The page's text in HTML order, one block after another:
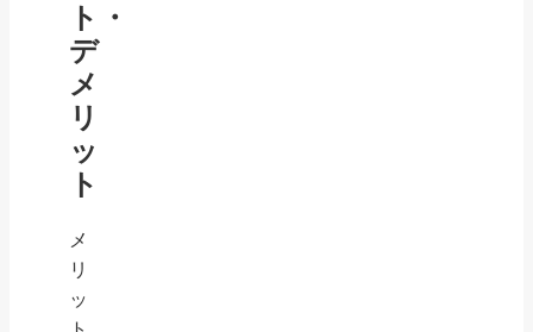
ト・
デ
メ
リ
ッ
ト
メ
リ
ッ